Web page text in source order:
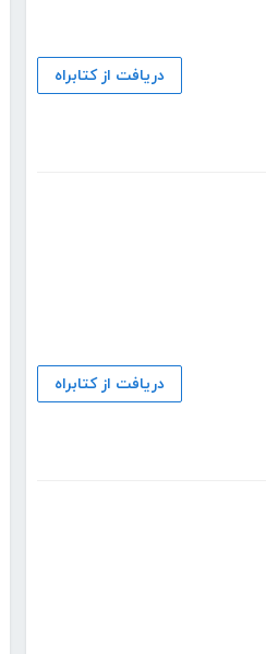
دریافت از کتابراه
دریافت از کتابراه